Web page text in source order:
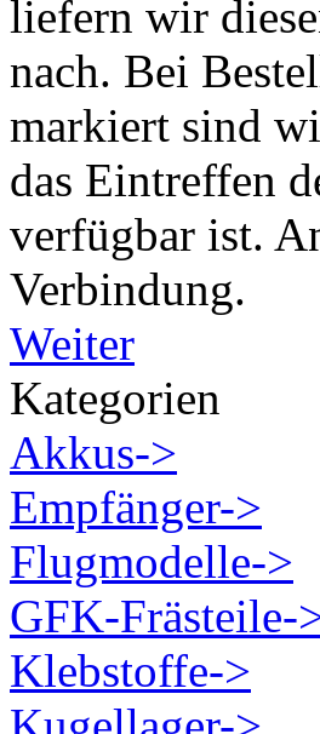
liefern wir
nach. Bei
markiert sind
das Eintreffen
verfügbar ist.
Verbindung.
Weiter
Kategorien
Akkus->
Empfänger->
Flugmodelle->
GFK-Frästeile-
Klebstoffe->